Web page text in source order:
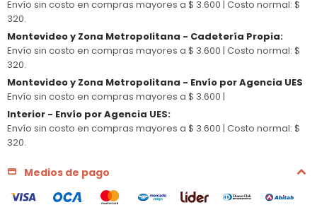
Envío sin costo en compras mayores a $ 3.600 | Costo normal: $
320.
Montevideo y Zona Metropolitana - Cadetería Propia:
Envío sin costo en compras mayores a $ 3.600 | Costo normal: $
320.
Montevideo y Zona Metropolitana - Envío por Agencia UES
Envío sin costo en compras mayores a $ 3.600 |
Interior - Envío por Agencia UES:
Envío sin costo en compras mayores a $ 3.600 | Costo normal: $
320.
Medios de pago